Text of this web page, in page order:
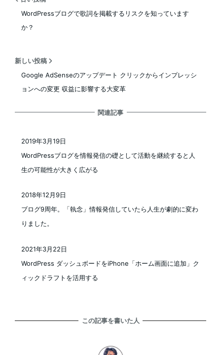
WordPressブログで歌詞を掲載するリスクを知っています
か？
新しい投稿
Google AdSenseのアップデート クリックからインプレッシ
ョンへの変更 収益に影響する大変革
関連記事
WordPressブログを情報発信の礎として活動を継続すると人
生の可能性が大きく広がる
2019年3月19日
ブログ9周年。「執念」情報発信していたら人生が劇的に変わ
りました。
2018年12月9日
WordPress ダッシュボードをiPhone「ホーム画面に追加」ク
ィックドラフトを活用する
2021年3月22日
この記事を書いた人